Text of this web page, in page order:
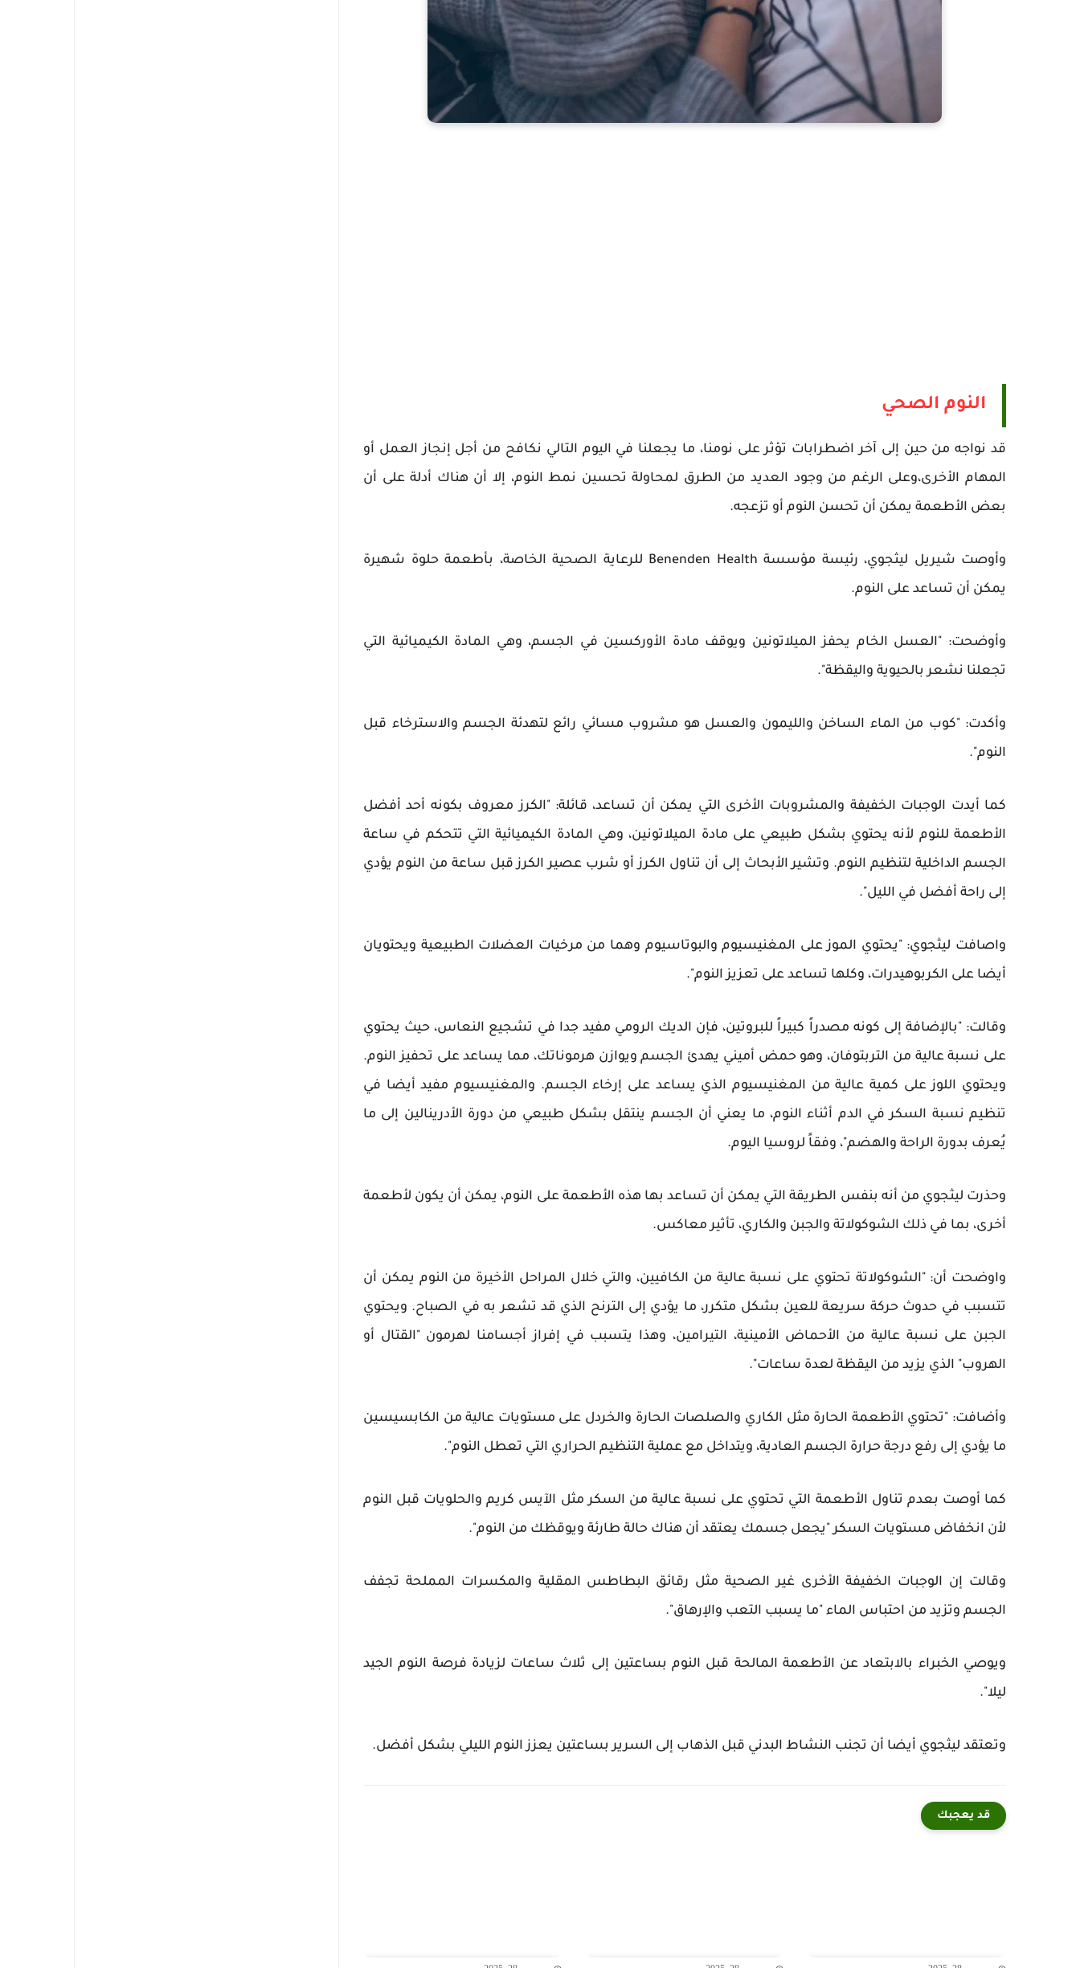
النوم الصحي
قد نواجه من حين إلى آخر اضطرابات تؤثر على نومنا، ما يجعلنا في اليوم التالي نكافح من أجل إنجاز العمل أو
المهام الأخرى،وعلى الرغم من وجود العديد من الطرق لمحاولة تحسين نمط النوم، إلا أن هناك أدلة على أن
بعض الأطعمة يمكن أن تحسن النوم أو تزعجه.
وأوصت شيريل ليثجوي، رئيسة مؤسسة Benenden Health للرعاية الصحية الخاصة، بأطعمة حلوة شهيرة
يمكن أن تساعد على النوم.
وأوضحت: "العسل الخام يحفز الميلاتونين ويوقف مادة الأوركسين في الجسم، وهي المادة الكيميائية التي
تجعلنا نشعر بالحيوية واليقظة".
وأكدت: "كوب من الماء الساخن والليمون والعسل هو مشروب مسائي رائع لتهدئة الجسم والاسترخاء قبل
النوم".
كما أيدت الوجبات الخفيفة والمشروبات الأخرى التي يمكن أن تساعد، قائلة: "الكرز معروف بكونه أحد أفضل
الأطعمة للنوم لأنه يحتوي بشكل طبيعي على مادة الميلاتونين، وهي المادة الكيميائية التي تتحكم في ساعة
الجسم الداخلية لتنظيم النوم. وتشير الأبحاث إلى أن تناول الكرز أو شرب عصير الكرز قبل ساعة من النوم يؤدي
إلى راحة أفضل في الليل".
واصافت ليثجوي: "يحتوي الموز على المغنيسيوم والبوتاسيوم وهما من مرخيات العضلات الطبيعية ويحتويان
أيضا على الكربوهيدرات، وكلها تساعد على تعزيز النوم".
وقالت: "بالإضافة إلى كونه مصدراً كبيراً للبروتين، فإن الديك الرومي مفيد جدا في تشجيع النعاس، حيث يحتوي
على نسبة عالية من التربتوفان، وهو حمض أميني يهدئ الجسم ويوازن هرموناتك، مما يساعد على تحفيز النوم.
ويحتوي اللوز على كمية عالية من المغنيسيوم الذي يساعد على إرخاء الجسم. والمغنيسيوم مفيد أيضا في
تنظيم نسبة السكر في الدم أثناء النوم، ما يعني أن الجسم ينتقل بشكل طبيعي من دورة الأدرينالين إلى ما
يُعرف بدورة الراحة والهضم"، وفقاً لروسيا اليوم.
وحذرت ليثجوي من أنه بنفس الطريقة التي يمكن أن تساعد بها هذه الأطعمة على النوم، يمكن أن يكون لأطعمة
أخرى، بما في ذلك الشوكولاتة والجبن والكاري، تأثير معاكس.
واوضحت أن: "الشوكولاتة تحتوي على نسبة عالية من الكافيين، والتي خلال المراحل الأخيرة من النوم يمكن أن
تتسبب في حدوث حركة سريعة للعين بشكل متكرر، ما يؤدي إلى الترنح الذي قد تشعر به في الصباح. ويحتوي
الجبن على نسبة عالية من الأحماض الأمينية، التيرامين، وهذا يتسبب في إفراز أجسامنا لهرمون "القتال أو
الهروب" الذي يزيد من اليقظة لعدة ساعات".
وأضافت: "تحتوي الأطعمة الحارة مثل الكاري والصلصات الحارة والخردل على مستويات عالية من الكابسيسين
ما يؤدي إلى رفع درجة حرارة الجسم العادية، ويتداخل مع عملية التنظيم الحراري التي تعطل النوم".
كما أوصت بعدم تناول الأطعمة التي تحتوي على نسبة عالية من السكر مثل الآيس كريم والحلويات قبل النوم
لأن انخفاض مستويات السكر "يجعل جسمك يعتقد أن هناك حالة طارئة ويوقظك من النوم".
وقالت إن الوجبات الخفيفة الأخرى غير الصحية مثل رقائق البطاطس المقلية والمكسرات المملحة تجفف
الجسم وتزيد من احتباس الماء "ما يسبب التعب والإرهاق".
ويوصي الخبراء بالابتعاد عن الأطعمة المالحة قبل النوم بساعتين إلى ثلاث ساعات لزيادة فرصة النوم الجيد
ليلا".
وتعتقد ليثجوي أيضا أن تجنب النشاط البدني قبل الذهاب إلى السرير بساعتين يعزز النوم الليلي بشكل أفضل.
قد يعجبك